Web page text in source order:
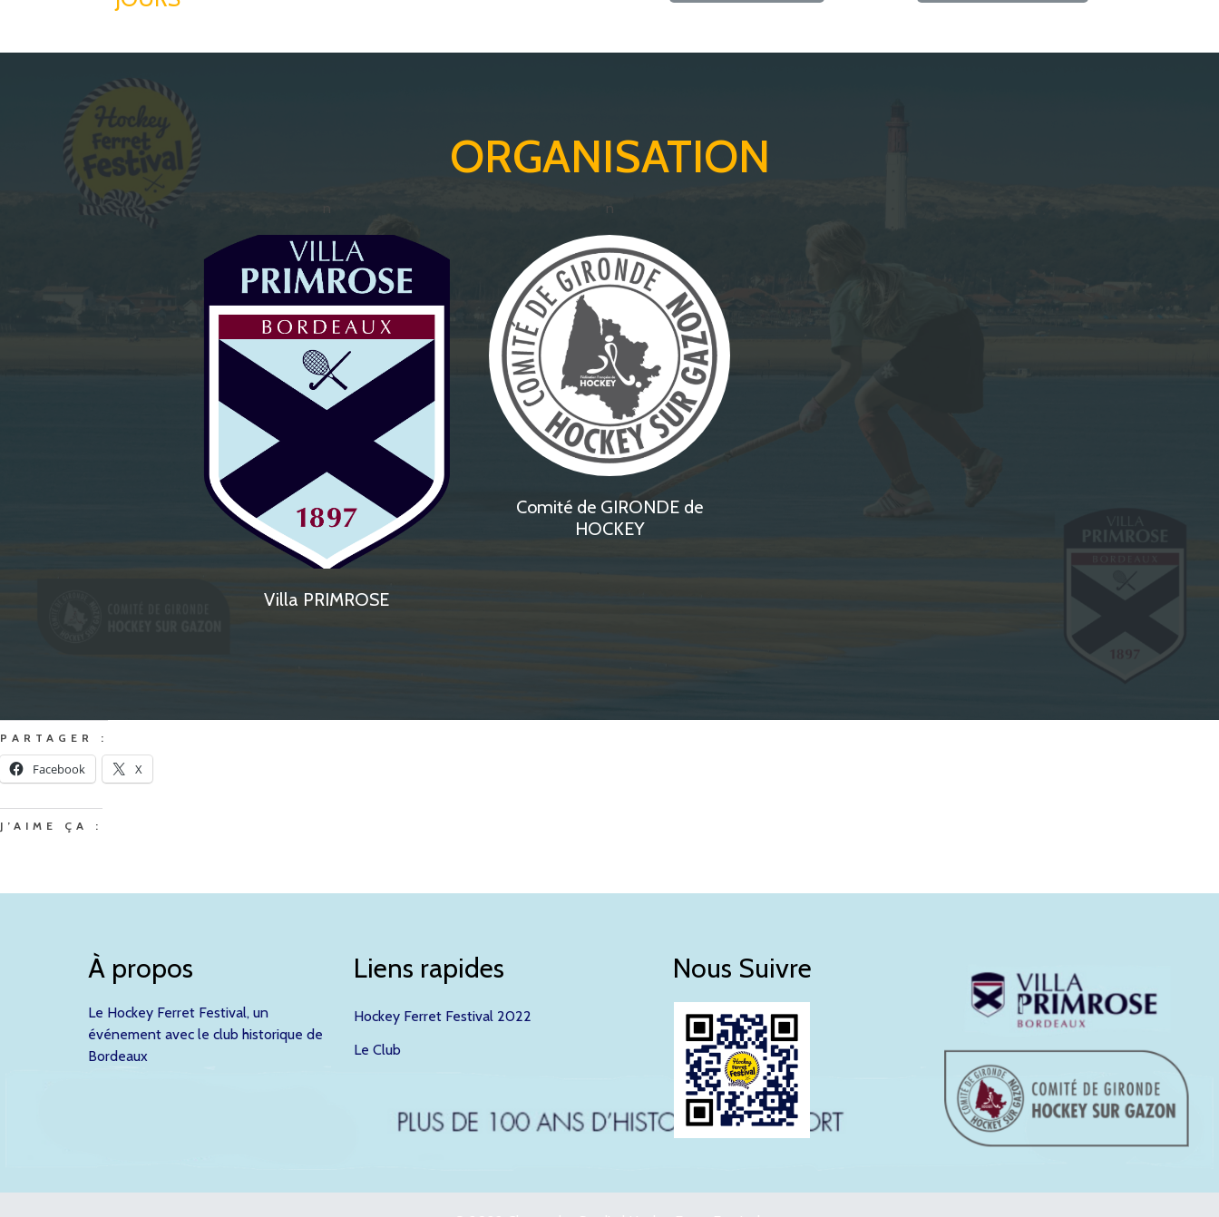
ORGANISATION
n
Villa PRIMROSE
n
Comité de GIRONDE de
HOCKEY
PARTAGER :
Facebook X
J’AIME ÇA :
À propos
Le Hockey Ferret Festival, un
événement avec le club historique de
Bordeaux
Liens rapides
Hockey Ferret Festival 2022
Le Club
Nous Suivre